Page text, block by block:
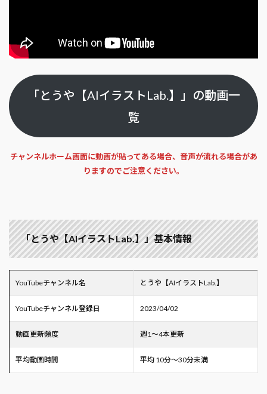
「とうや【AIイラストLab.】」の動画一
覧
チャンネルホーム画面に動画が貼ってある場合、音声が流れる場合があ
りますのでご注意ください。
「とうや【AIイラストLab.】」基本情報
YouTubeチャンネル名 とうや【AIイラストLab.】
YouTubeチャンネル登録日 2023/04/02
動画更新頻度 週1～4本更新
平均動画時間 平均 10分～30分未満